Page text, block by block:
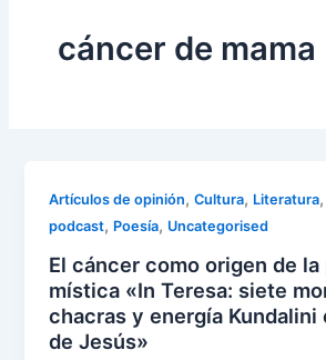
cáncer de mama
Artículos de opinión,Cultura, Literatura,
podcast, Poesía, Uncategorised
El cáncer como origen de la
mística «In Teresa: siete
chacras y energía Kundalini
de Jesús»